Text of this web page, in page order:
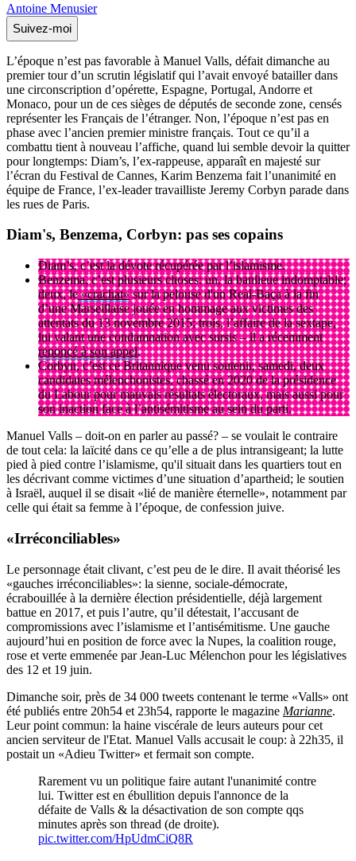
Antoine Menusier
Suivez-moi
L’époque n’est pas favorable à Manuel Valls, défait dimanche au
premier tour d’un scrutin législatif qui l’avait envoyé batailler dans
une circonscription d’opérette, Espagne, Portugal, Andorre et
Monaco, pour un de ces sièges de députés de seconde zone, censés
représenter les Français de l’étranger. Non, l’époque n’est pas en
phase avec l’ancien premier ministre français. Tout ce qu’il a
combattu tient à nouveau l’affiche, quand lui semble devoir la quitter
pour longtemps: Diam’s, l’ex-rappeuse, apparaît en majesté sur
l’écran du Festival de Cannes, Karim Benzema fait l’unanimité en
équipe de France, l’ex-leader travailliste Jeremy Corbyn parade dans
les rues de Paris.
Diam's, Benzema, Corbyn: pas ses copains
Diam’s, c’est la dévote récupérée par l’islamisme.
Benzema, c’est plusieurs choses: un, la banlieue indomptable;
deux, le«crachat»sur la pelouse d'un Real-Baça à la fin
d’une Marseillaise jouée en hommage aux victimes des
attentats du 13 novembre 2015; trois, l’affaire de la sextape,
lui valant une condamnation avec sursis – il a récemment
renoncé à son appel.
Corbyn, c’est ce Britannique venu soutenir, samedi, deux
candidates mélenchonistes, chassé en 2020 de la présidence
du Labour pour mauvais résultats électoraux, mais aussi pour
son inaction face à l’antisémitisme au sein du parti.
Manuel Valls – doit-on en parler au passé? – se voulait le contraire
de tout cela: la laïcité dans ce qu’elle a de plus intransigeant; la lutte
pied à pied contre l’islamisme, qu'il situait dans les quartiers tout en
les décrivant comme victimes d’une situation d’apartheid; le soutien
à Israël, auquel il se disait «lié de manière éternelle», notamment par
celle qui était sa femme à l’époque, de confession juive.
«Irréconciliables»
Le personnage était clivant, c’est peu de le dire. Il avait théorisé les
«gauches irréconciliables»: la sienne, sociale-démocrate,
écrabouillée à la dernière élection présidentielle, déjà largement
battue en 2017, et puis l’autre, qu’il détestait, l’accusant de
compromissions avec l’islamisme et l’antisémitisme. Une gauche
aujourd’hui en position de force avec la Nupes, la coalition rouge,
rose et verte emmenée par Jean-Luc Mélenchon pour les législatives
des 12 et 19 juin.
Dimanche soir, près de 34 000 tweets contenant le terme «Valls» ont
été publiés entre 20h54 et 23h54, rapporte le magazine Marianne.
Leur point commun: la haine viscérale de leurs auteurs pour cet
ancien serviteur de l'Etat. Manuel Valls accusait le coup: à 22h35, il
postait un «Adieu Twitter» et fermait son compte.
Rarement vu un politique faire autant l'unanimité contre
lui. Twitter est en ébullition depuis l'annonce de la
défaite de Valls & la désactivation de son compte qqs
minutes après son thread (de droite).
pic.twitter.com/HpUdmCiQ8R